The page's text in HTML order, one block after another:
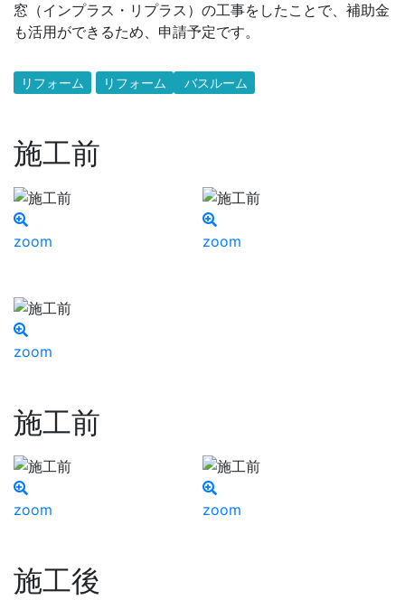
窓（インプラス・リプラス）の工事をしたことで、補助金
も活用ができるため、申請予定です。
リフォーム リフォーム バスルーム
施工前
zoom zoom
zoom
施工前
zoom zoom
施工後